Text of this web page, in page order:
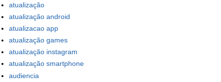
atualização
atualização android
atualizacao app
atualização games
atualização instagram
atualização smartphone
audiencia